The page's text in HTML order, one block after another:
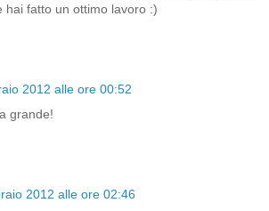
hai fatto un ottimo lavoro :)
2012 alle ore 00:52
grande!
2012 alle ore 02:46